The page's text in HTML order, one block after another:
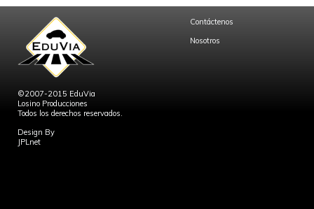
©2007-2015 EduVia
Losino Producciones
Todos los derechos reservados.
Design By
JPLnet
Contáctenos
Nosotros